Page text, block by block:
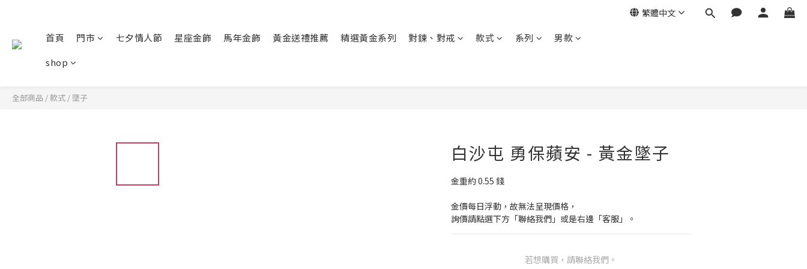
繁體中文
首頁 門市 七夕情人節 星座金飾 馬年金飾 黃金送禮推薦 精選黃金系列 對鍊、對戒 款式 系列
男款
shop
全部商品 /款式 / 墜子
白沙屯 勇保蘋安 - 黃金墜子
金重約 0.55 錢
金價每日浮動，故無法呈現價格，
詢價請點選下方「聯絡我們」或是右邊「客服」。
若想購買，請聯絡我們。